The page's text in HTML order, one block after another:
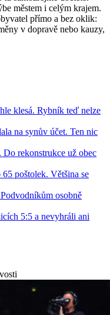
městem i celým krajem.
přímo a bez oklik:
v dopravě nebo kauzy,
klesá. Rybník teď nelze
na synův účet. Ten nic
rekonstrukce už obec
poštolek. Většina se
osobně
5:5 a nevyhráli ani